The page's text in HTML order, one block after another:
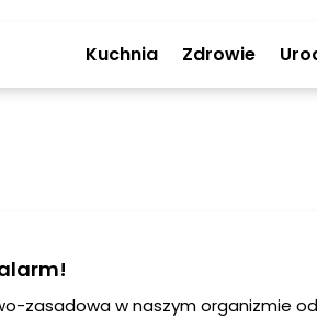
Kuchnia Zdrowie
zasadowa w naszym organizmie